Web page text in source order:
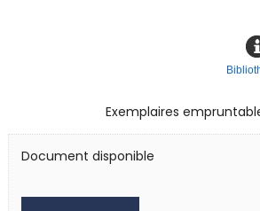
Exemplaires
Document disponible